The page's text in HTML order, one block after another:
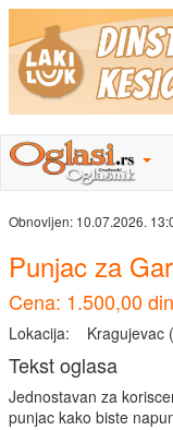
Obnovljen: 10.07.2026.
Punjac za
Cena: 1.500,00 din
Lokacija: Kragujevac
Tekst oglasa
Jednostavan za
punjac kako biste